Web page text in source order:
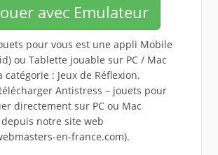
avec Emulateur
pour vous est une appli Mobile
ou Tablette jouable sur PC / Mac
: Jeux de Réflexion.
Antistress – jouets pour
directement sur PC ou Mac
notre site web
en-france.com).